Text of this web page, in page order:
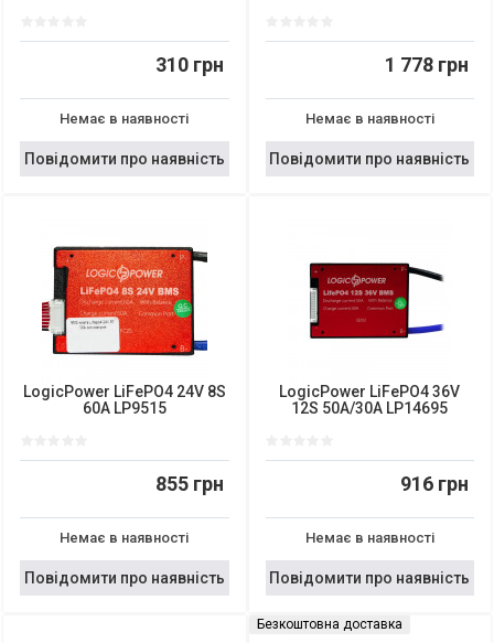
310 грн
Немає в наявності
Повідомити про наявність
1 778 грн
Немає в наявності
Повідомити про наявність
LogicPower LiFePO4 24V 8S
60A LP9515
855 грн
Немає в наявності
Повідомити про наявність
LogicPower LiFePO4 36V
12S 50A/30A LP14695
916 грн
Немає в наявності
Повідомити про наявність
Безкоштовна доставка